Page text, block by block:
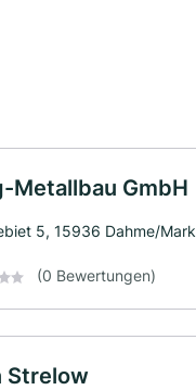
Metallbau GmbH
5, 15936 Dahme/Mark
(0 Bewertungen)
Strelow